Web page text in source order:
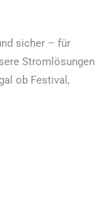
sicher – für
Stromlösungen
ob Festival,